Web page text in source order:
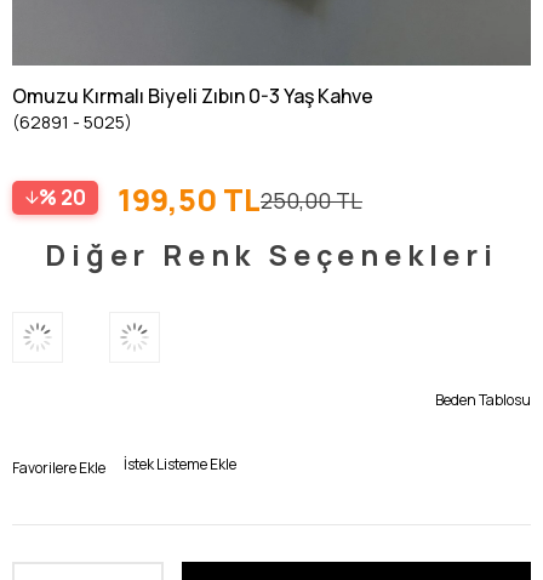
Omuzu Kırmalı Biyeli Zıbın 0-3 Yaş Kahve
(62891 - 5025)
20 250,00 TL
199,50 TL
Diğer Renk Seçenekleri
Beden Tablosu
Favorilere Ekle İstek Listeme Ekle